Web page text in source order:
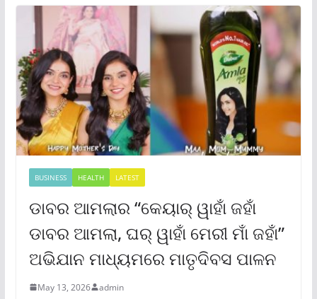
BUSINESS HEALTH LATEST
ଡାବର ଆମଲାର “କେୟାର୍ ୱାହାଁ ଜହାଁ
ଡାବର ଆମଲା, ଘର୍ ୱାହାଁ ମେରୀ ମାଁ ଜହାଁ”
ଅଭିଯାନ ମାଧ୍ୟମରେ ମାତୃଦିବସ ପାଳନ
May 13, 2026 admin